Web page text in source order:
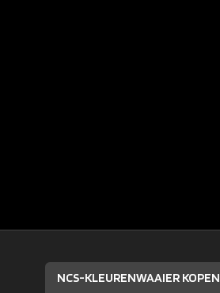
NCS-KLEURENWAAIER KOPEN